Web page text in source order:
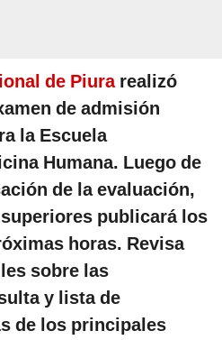
de Piurarealizó
de admisión
la Escuela
Humana. Luego de
de la evaluación,
publicará los
horas. Revisa
sobre las
y lista de
de los principales